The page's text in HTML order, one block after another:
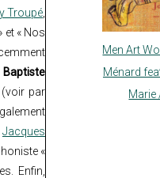
Troupé,
et « Nos
Baptiste
par
Jacques
«
Enfin,
Men Art
Ménard
Marie